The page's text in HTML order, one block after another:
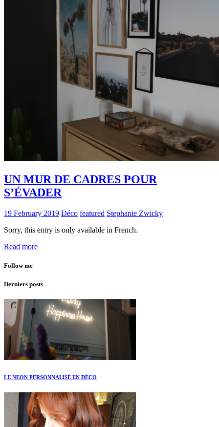
UN MUR DE CADRES POUR
S’ÉVADER
19 February 2019 Déco featured Stephanie Zwicky
Sorry, this entry is only available in French.
Read more
Follow me
Derniers posts
LE NEON PERSONNALISÉ EN DÉCO